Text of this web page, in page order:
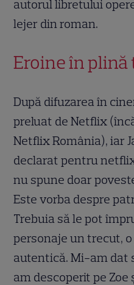
autorul libretului
lejer din roman.
Eroine în
După difuzarea în
preluat de Netflix
Netflix România), iar
declarat pentru
nu spune doar
Este vorba despre
Trebuia să le pot
personaje un trecut,
autentică. Mi-am dat
am descoperit pe Zoe